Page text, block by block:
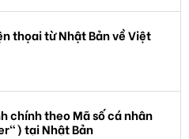
thọai từ Nhật Bản về Việt
chính theo Mã số cá nhân
tại Nhật Bản